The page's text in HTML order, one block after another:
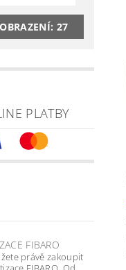
27
PLATBY
FIBARO
právě zakoupit